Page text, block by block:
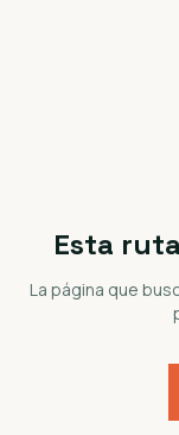
Esta
La página que